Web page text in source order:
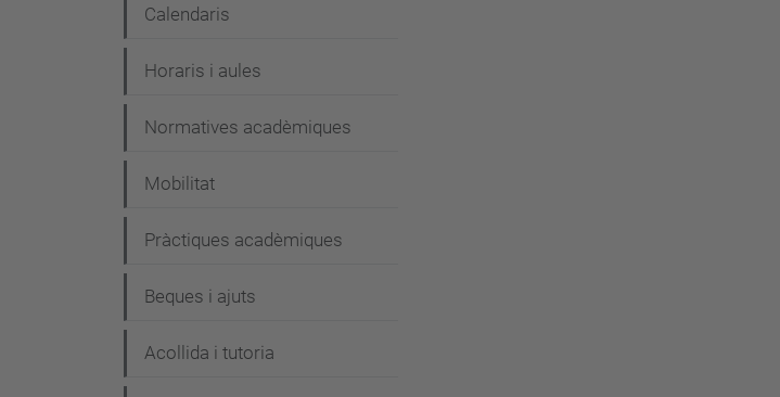
Calendaris
Horaris i aules
Normatives acadèmiques
Mobilitat
Pràctiques acadèmiques
Beques i ajuts
Acollida i tutoria